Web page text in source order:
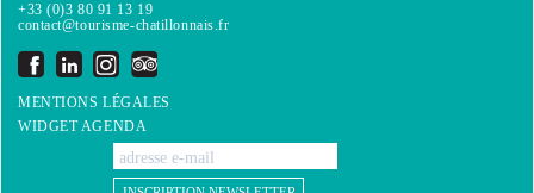
+33 (0)3 80 91 13 19
contact@tourisme-chatillonnais.fr
MENTIONS LÉGALES
WIDGET AGENDA